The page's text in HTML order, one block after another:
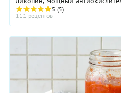
количестве содержится именно в
5 (5)
111 рецептов